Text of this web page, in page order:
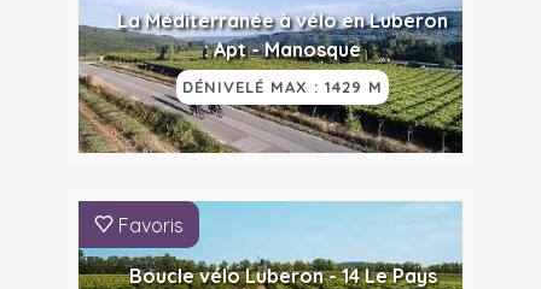
La Méditerranée à vélo en Luberon
: Apt - Manosque
DÉNIVELÉ MAX : 1429 M
Favoris
Boucle vélo Luberon - 14 Le Pays